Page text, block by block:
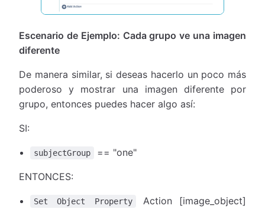
Escenario de Ejemplo: Cada grupo ve una imagen
diferente
De manera similar, si deseas hacerlo un poco más
poderoso y mostrar una imagen diferente por
grupo, entonces puedes hacer algo así:
SI:
subjectGroup == "one"
ENTONCES:
Set Object Property
Action [image_object]